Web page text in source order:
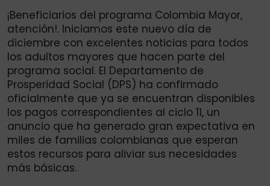
¡Beneficiarios del programa Colombia Mayor,
atención!. Iniciamos este nuevo día de
diciembre con excelentes noticias para todos
los adultos mayores que hacen parte del
programa social. El Departamento de
Prosperidad Social (DPS) ha confirmado
oficialmente que ya se encuentran disponibles
los pagos correspondientes al ciclo 11, un
anuncio que ha generado gran expectativa en
miles de familias colombianas que esperan
estos recursos para aliviar sus necesidades
más básicas.